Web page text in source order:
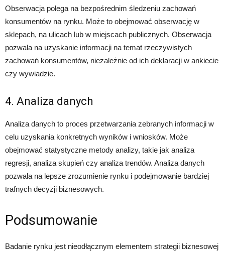
Obserwacja polega na bezpośrednim śledzeniu zachowań
konsumentów na rynku. Może to obejmować obserwację w
sklepach, na ulicach lub w miejscach publicznych. Obserwacja
pozwala na uzyskanie informacji na temat rzeczywistych
zachowań konsumentów, niezależnie od ich deklaracji w ankiecie
czy wywiadzie.
4. Analiza danych
Analiza danych to proces przetwarzania zebranych informacji w
celu uzyskania konkretnych wyników i wniosków. Może
obejmować statystyczne metody analizy, takie jak analiza
regresji, analiza skupień czy analiza trendów. Analiza danych
pozwala na lepsze zrozumienie rynku i podejmowanie bardziej
trafnych decyzji biznesowych.
Podsumowanie
Badanie rynku jest nieodłącznym elementem strategii biznesowej